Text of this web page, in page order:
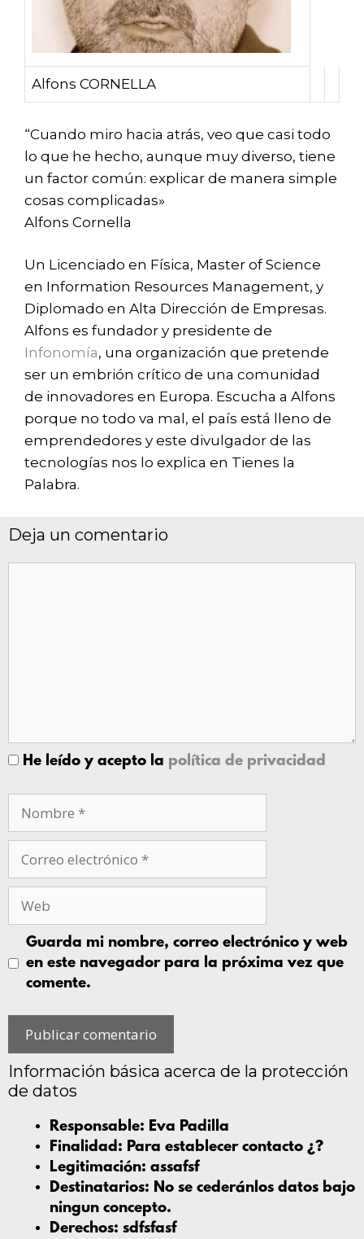
Alfons CORNELLA
“Cuando miro hacia atrás, veo que casi todo
lo que he hecho, aunque muy diverso, tiene
un factor común: explicar de manera simple
cosas complicadas»
Alfons Cornella
Un Licenciado en Física, Master of Science
en Information Resources Management, y
Diplomado en Alta Dirección de Empresas.
Alfons es fundador y presidente de
Infonomía, una organización que pretende
ser un embrión crítico de una comunidad
de innovadores en Europa. Escucha a Alfons
porque no todo va mal, el país está lleno de
emprendedores y este divulgador de las
tecnologías nos lo explica en Tienes la
Palabra.
Deja un comentario
He leído y acepto la política de privacidad
Guarda mi nombre, correo electrónico y web
en este navegador para la próxima vez que
comente.
Información básica acerca de la protección
de datos
Responsable: Eva Padilla
Finalidad: Para establecer contacto ¿?
Legitimación: assafsf
Destinatarios: No se cederánlos datos bajo
ningun concepto.
Derechos: sdfsfasf